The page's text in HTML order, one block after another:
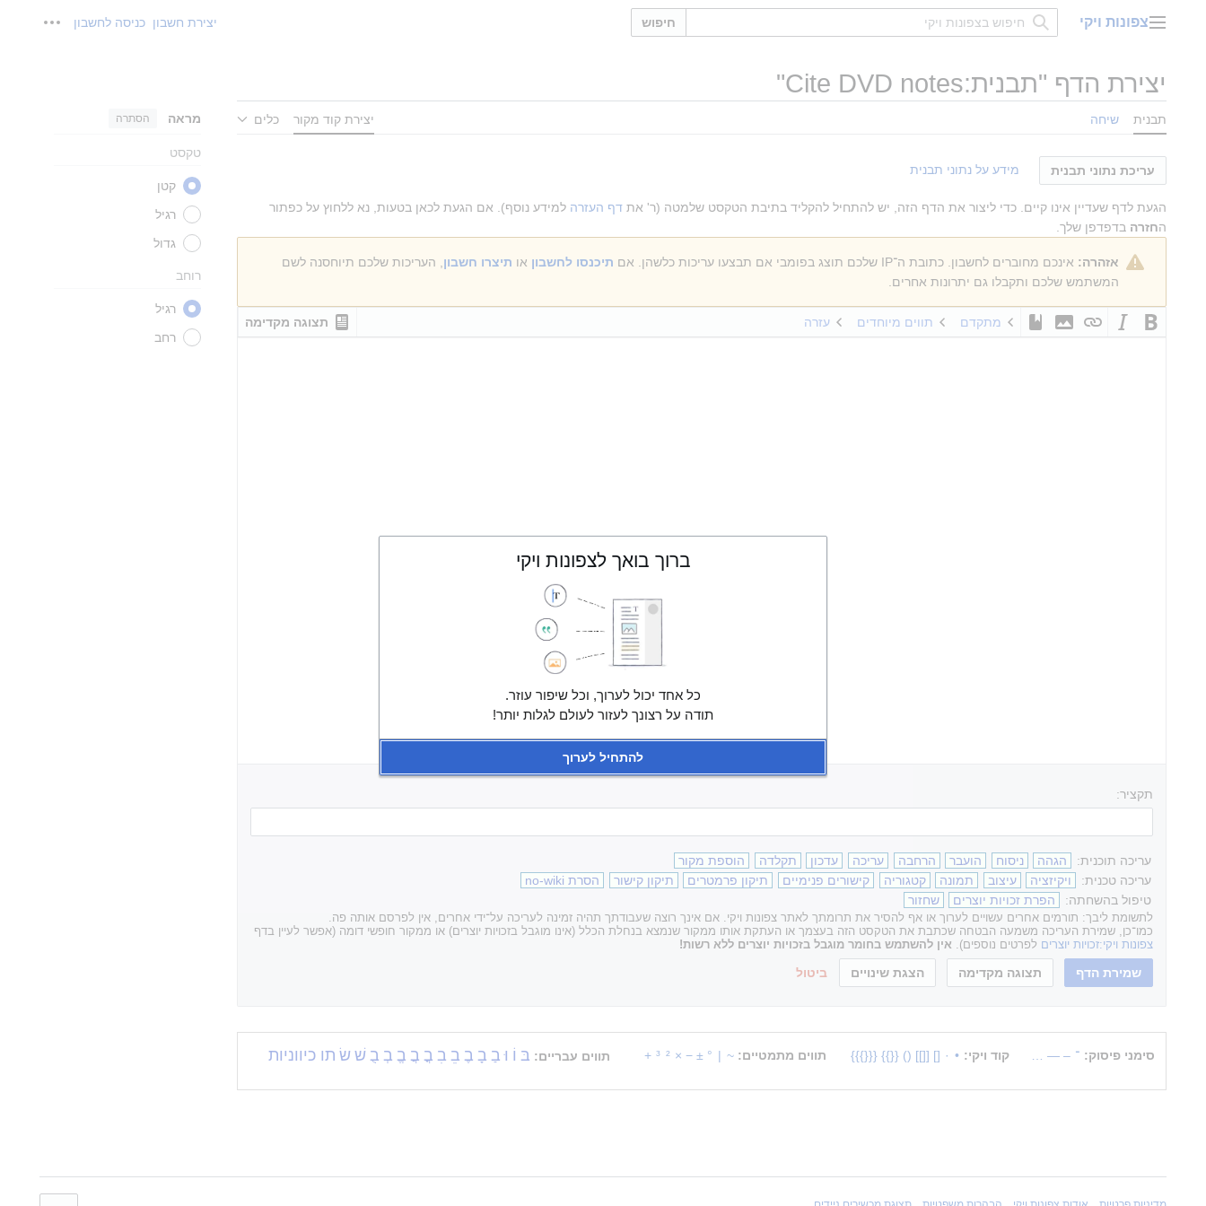
תפריט ראשי
צפונות ויקי חיפוש יצירת חשבון כניסה לחשבון כלים
יצירת הדף "תבנית:Cite DVD notes "
תבנית שיחה יצירת קוד מקור כלים מראה הסתרה
טקסט
קטן
רגיל
גדול
רוחב
רגיל
רחב
עריכת נתוני תבנית מידע על נתוני תבנית
הגעת לדף שעדיין אינו קיים. כדי ליצור את הדף הזה, יש להתחיל להקליד בתיבת הטקסט שלמטה (ר' את דף העזרה למידע נוסף). אם הגעת לכאן בטעות, נא ללחוץ על כפתור
החזרה בדפדפן שלך.
אזהרה: אינכם מחוברים לחשבון. כתובת ה־IP שלכם תוצג בפומבי אם תבצעו עריכות כלשהן. אם תיכנסו לחשבון או תיצרו חשבון , העריכות שלכם תיוחסנה לשם
המשתמש שלכם ותקבלו גם יתרונות אחרים.
תצוגה מקדימה מתקדם תווים מיוחדים עזרה
תקציר:
עריכה תוכנית: הגהה ניסוח הועבר הרחבה עריכה עדכון תקלדה
הוספת מקור
עריכה טכנית:
ויקיזציה עיצוב תמונה קטגוריה קישורים פנימיים תיקון פרמטרים תיקון קישור
הסרת no-wiki
טיפול בהשחתה:
הפרת זכויות יוצרים שחזור
לתשומת ליבך: תורמים אחרים עשויים לערוך או אף להסיר את תרומתך לאתר צפונות ויקי. אם אינך רוצה שעבודתך תהיה זמינה לעריכה על־ידי אחרים, אין לפרסם אותה פה.
כמו־כן, שמירת העריכה משמעה הבטחה שכתבת את הטקסט הזה בעצמך או העתקת אותו ממקור שנמצא בנחלת הכלל (אינו מוגבל בזכויות יוצרים) או ממקור חופשי דומה (אפשר לעיין בדף
צפונות ויקי:זכויות יוצרים לפרטים נוספים). אין להשתמש בחומר מוגבל בזכויות יוצרים ללא רשות!
ביטול
סימני פיסוק: ־ –
— קוד ויקי: •
·
[]
[[]]
()
{{}}
{{{}}} תווים מתמטיים: ~
|
°
±
−
×
²
³
+ תווים עבריים: בּ וֹ וּ בַ בָ בֶ בֵ בִ בֳ בֲ בֱ בְ בֻ שׁ שׂ תו כיווניות
ברוך בואך לצפונות ויקי
כל אחד יכול לערוך, וכל שיפור עוזר.
תודה על רצונך לעזור לעולם לגלות יותר!
להתחיל לערוך